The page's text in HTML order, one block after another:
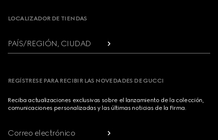
LOCALIZADOR DE TIENDAS
PAÍS/REGIÓN, CIUDAD
REGÍSTRESE PARA RECIBIR LAS NOVEDADES DE GUCCI
Reciba actualizaciones exclusivas sobre el lanzamiento de la colección,
comunicaciones personalizadas y las últimas noticias de la Firma.
Correo electrónico